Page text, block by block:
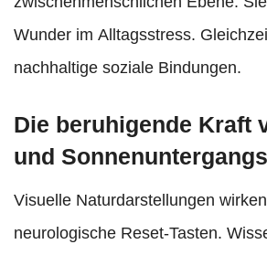
Wunder im Alltagsstress.
nachhaltige soziale Bindungen.
Die beruhigende Kraft
und
Visuelle Naturdarstellungen
neurologische Reset-Tasten.